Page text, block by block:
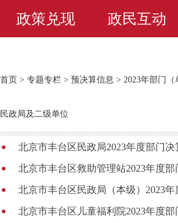
政策兑现 政民互动
首页 > 专题专栏 > 预决算信息 > 2023年部门
民政局及二级单位
北京市丰台区民政局2023年度部门决